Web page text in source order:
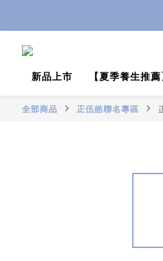
新品上市 【夏季養生推薦
全部商品 正伍皓聯名專區